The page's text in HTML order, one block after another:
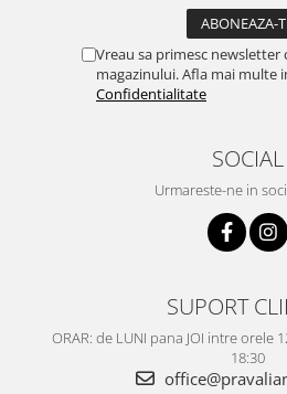
Vreau sa primesc
magazinului. Afla mai multe
Confidentialitate
SOCIAL
Urmareste-ne in
SUPORT
ORAR: de LUNI pana JOI intre orele
18:30